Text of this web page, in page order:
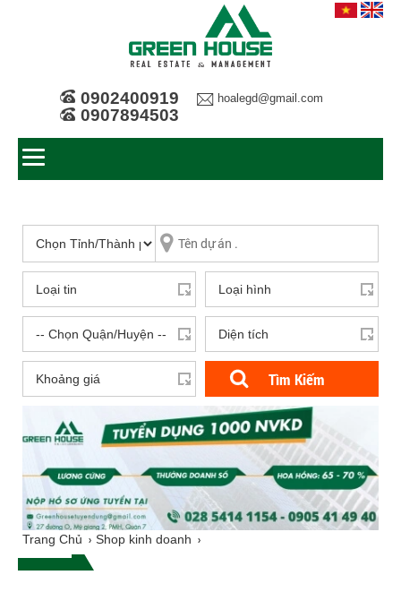
0902400919
0907894503
hoalegd@gmail.com
Tìm Kiếm
Trang Chủ Shop kinh doanh